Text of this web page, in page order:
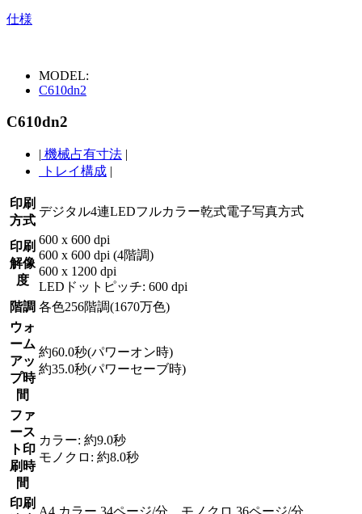
仕様
MODEL:
C610dn2
C610dn2
| 機械占有寸法 |
トレイ構成 |
印刷
方式
デジタル4連LEDフルカラー乾式電子写真方式
印刷
解像
度
600 x 600 dpi
600 x 600 dpi (4階調)
600 x 1200 dpi
LEDドットピッチ: 600 dpi
階調 各色256階調(1670万色)
ウォ
ーム
アッ
プ時
間
約60.0秒(パワーオン時)
約35.0秒(パワーセーブ時)
ファ
ース
ト印
刷時
間
カラー: 約9.0秒
モノクロ: 約8.0秒
印刷
A4 カラー 34ページ/分、モノクロ 36ページ/分